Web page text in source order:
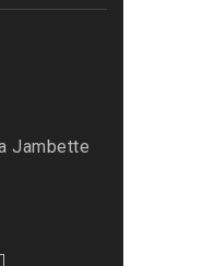
Jambette